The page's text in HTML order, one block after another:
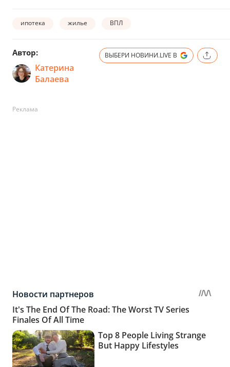
ипотека жилье ВПЛ
Автор:
Катерина
Балаева
ВЫБЕРИ НОВИНИ.LIVE В
Реклама